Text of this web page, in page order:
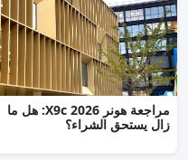
مراجعة هونر X9c 2026: هل ما
زال يستحق الشراء؟